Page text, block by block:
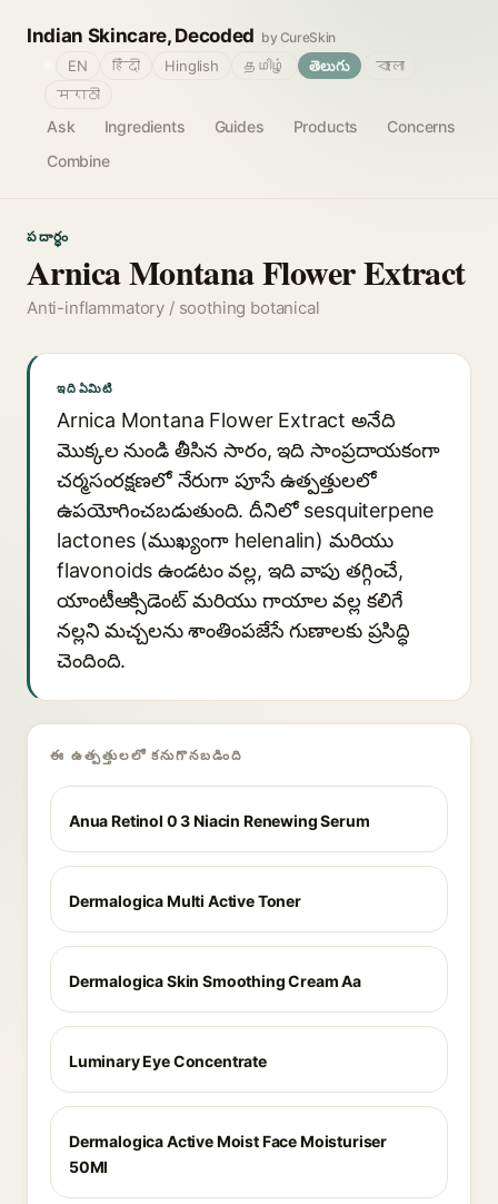
Indian Skincare, Decoded by CureSkin
Ask Ingredients Guides Products
Concerns
Combine
EN हिंदी Hinglish தமிழ் తెలుగు
বাংলা
मराठी
పదార్థం
Arnica Montana Flower Extract
Anti-inflammatory / soothing botanical
ఇది ఏమిటి
Arnica Montana Flower Extract అనేది
మొక్కల నుండి తీసిన సారం, ఇది సాంప్రదాయకంగా
చర్మసంరక్షణలో నేరుగా పూసే ఉత్పత్తులలో
ఉపయోగించబడుతుంది. దీనిలో sesquiterpene
lactones (ముఖ్యంగా helenalin) మరియు
flavonoids ఉండటం వల్ల, ఇది వాపు తగ్గించే,
యాంటీఆక్సిడెంట్ మరియు గాయాల వల్ల కలిగే
నల్లని మచ్చలను శాంతింపజేసే గుణాలకు ప్రసిద్ధి
చెందింది.
ఈ ఉత్పత్తులలో కనుగొనబడింది
Anua Retinol 0 3 Niacin Renewing Serum
Dermalogica Multi Active Toner
Dermalogica Skin Smoothing Cream Aa
Luminary Eye Concentrate
Dermalogica Active Moist Face Moisturiser
50Ml